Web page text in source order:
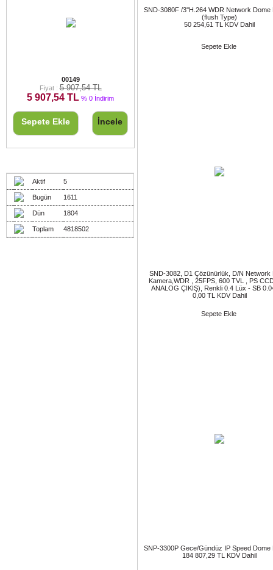
00149
Fiyat : 5 907,54 TL
5 907,54 TL % 0 İndirim
Sepete Ekle İncele
Aktif 5
Bugün 1611
Dün 1804
Toplam 4818502
SND-3080F /3''H.264 WDR Network Dome
(flush Type)
50 254,61 TL KDV Dahil
Sepete Ekle
SND-3082, D1 Çözünürlük, D/N Network
Kamera,WDR , 25FPS, 600 TVL , PS
ANALOG ÇIKIŞ), Renkli 0.4 Lüx - SB
0,00 TL KDV Dahil
Sepete Ekle
SNP-3300P Gece/Gündüz IP Speed Dome
184 807,29 TL KDV Dahil